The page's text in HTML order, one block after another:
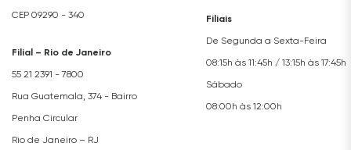
CEP 09290 - 340
Filial – Rio de Janeiro
55 21 2391 - 7800
Rua Guatemala, 374 - Bairro
Penha Circular
Rio de Janeiro – RJ
Filiais
De Segunda a Sexta-Feira
08:15h às 11:45h / 13:15h às 17:45h
Sábado
08:00h às 12:00h